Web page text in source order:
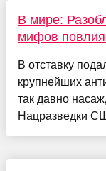
В мире:
мифов
В отставку
крупнейших
так давно
Нацразведки